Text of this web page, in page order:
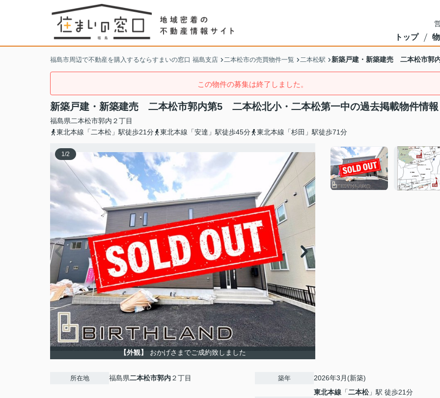
トップ
福島市周辺で不動産を購入するならすまいの窓口 福島支店 二本松市の売買物件一覧 二本松駅 新築戸建・新築建売 二本松市郭
この物件の募集は終了しました。
新築戸建・新築建売 二本松市郭内第5 二本松北小・二本松第一中の過去掲載物件情報
福島県二本松市郭内 ２丁目
東北本線「二本松」駅徒歩21分
東北本線「安達」駅徒歩45分 東北本線「杉田」駅徒歩71分
1/2
【外観】 おかげさまでご成約致しました
所在地 福島県二本松市郭内２丁目 築年 2026年3月(新築)
東北本線 「二本松」駅 徒歩21分